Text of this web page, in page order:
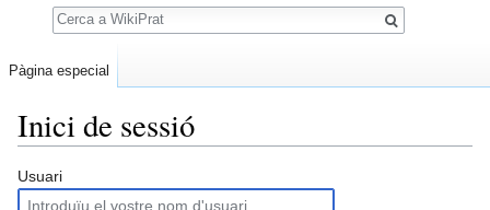
Inici de sessió
Jump
to
Jump
to
Usuari
Pàgina especial
Cerca